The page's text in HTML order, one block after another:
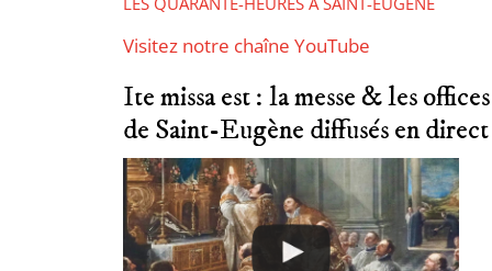
Visitez notre chaîne YouTube
Ite missa est : la messe & les offices
de Saint-Eugène diffusés en direct